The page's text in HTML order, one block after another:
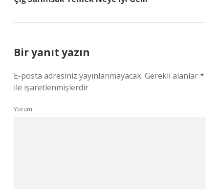
Bir yanıt yazın
E-posta adresiniz yayınlanmayacak. Gerekli alanlar*
ile işaretlenmişlerdir
Yorum